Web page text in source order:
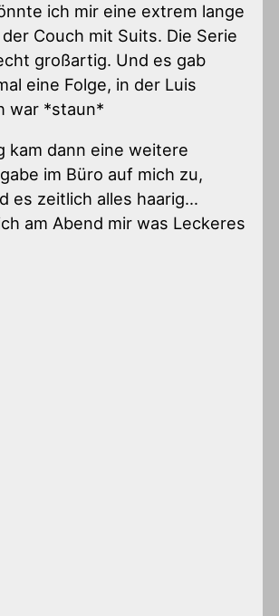
ich mir eine extrem lange
Couch mit Suits. Die Serie
großartig. Und es gab
eine Folge, in der Luis
war *staun*
kam dann eine weitere
im Büro auf mich zu,
es zeitlich alles haarig…
am Abend mir was Leckeres